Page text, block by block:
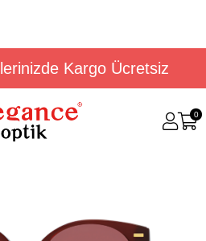
Kargo Ücretsiz
0